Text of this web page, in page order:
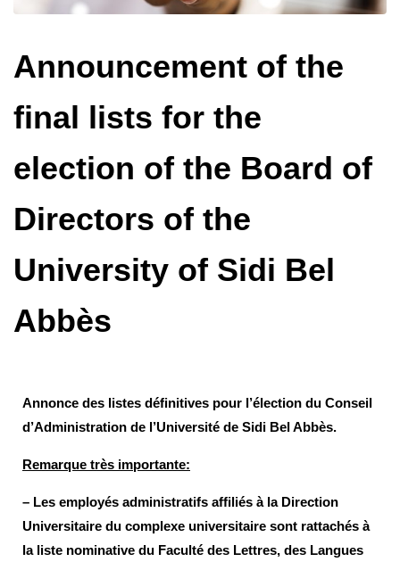
Announcement of the
final lists for the
election of the Board of
Directors of the
University of Sidi Bel
Abbès
Annonce des listes définitives pour l’élection du Conseil
d’Administration de l’Université de Sidi Bel Abbès.
Remarque très importante:
– Les employés administratifs affiliés à la Direction
Universitaire du complexe universitaire sont rattachés à
la liste nominative du Faculté des Lettres, des Langues